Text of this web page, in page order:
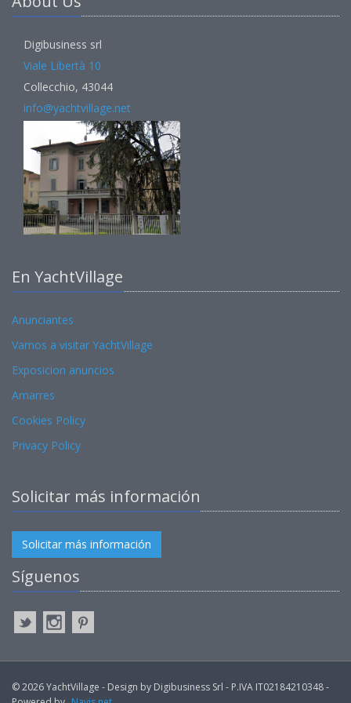
Digibusiness srl
Viale Libertà 10
Collecchio, 43044
info@yachtvillage.net
En YachtVillage
Anunciantes
Vamos a visitar YachtVillage
Exposicion anuncios
Amarres
Cookies Policy
Privacy Policy
Solicitar más información
Solicitar más información
Síguenos
© 2026 YachtVillage - Design by Digibusiness Srl - P.IVA IT02184210348 -